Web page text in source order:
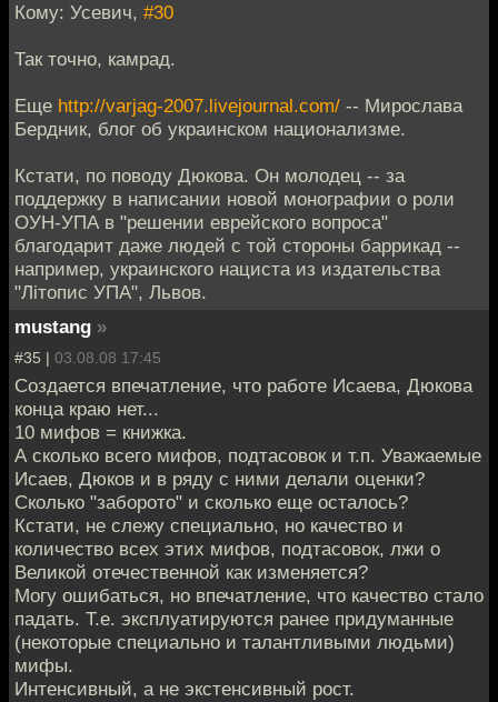
Кому: Усевич, #30
Так точно, камрад.
Еще http://varjag-2007.livejournal.com/ -- Мирослава
Бердник, блог об украинском национализме.
Кстати, по поводу Дюкова. Он молодец -- за
поддержку в написании новой монографии о роли
ОУН-УПА в "решении еврейского вопроса"
благодарит даже людей с той стороны баррикад --
например, украинского нациста из издательства
"Літопис УПА", Львов.
mustang »
#35 | 03.08.08 17:45
Создается впечатление, что работе Исаева, Дюкова
конца краю нет...
10 мифов = книжка.
А сколько всего мифов, подтасовок и т.п. Уважаемые
Исаев, Дюков и в ряду с ними делали оценки?
Сколько "заборото" и сколько еще осталось?
Кстати, не слежу специально, но качество и
количество всех этих мифов, подтасовок, лжи о
Великой отечественной как изменяется?
Могу ошибаться, но впечатление, что качество стало
падать. Т.е. эксплуатируются ранее придуманные
(некоторые специально и талантливыми людьми)
мифы.
Интенсивный, а не экстенсивный рост.